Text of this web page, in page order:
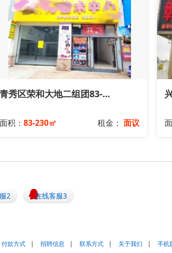
青秀区荣和大地二组团83-...
面积： 83-230㎡ 租金：面议
2 在线客服3
付款方式 | 招聘信息 | 联系方式 | 关于我们 |
手机